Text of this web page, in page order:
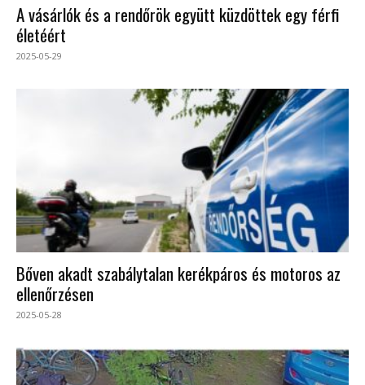
A vásárlók és a rendőrök együtt küzdöttek egy férfi
életéért
2025-05-29
Bőven akadt szabálytalan kerékpáros és motoros az
ellenőrzésen
2025-05-28